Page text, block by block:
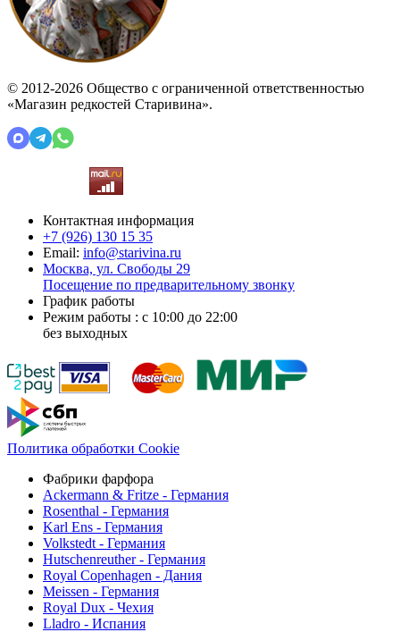
© 2012-2026 Общество с ограниченной ответственностью
«Магазин редкостей Старивина».
Контактная информация
+7 (926) 130 15 35
Email: info@starivina.ru
Москва, ул. Свободы 29
Посещение по предварительному звонку
График работы
Режим работы : с 10:00 до 22:00
без выходных
Политика обработки Cookie
Фабрики фарфора
Ackermann & Fritze - Германия
Rosenthal - Германия
Karl Ens - Германия
Volkstedt - Германия
Hutschenreuther - Германия
Royal Copenhagen - Дания
Meissen - Германия
Royal Dux - Чехия
Lladro - Испания